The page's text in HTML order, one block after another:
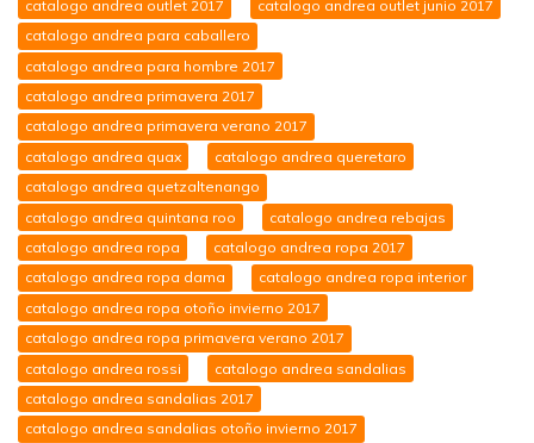
catalogo andrea outlet 2017
catalogo andrea outlet junio 2017
catalogo andrea para caballero
catalogo andrea para hombre 2017
catalogo andrea primavera 2017
catalogo andrea primavera verano 2017
catalogo andrea quax
catalogo andrea queretaro
catalogo andrea quetzaltenango
catalogo andrea quintana roo
catalogo andrea rebajas
catalogo andrea ropa
catalogo andrea ropa 2017
catalogo andrea ropa dama
catalogo andrea ropa interior
catalogo andrea ropa otoño invierno 2017
catalogo andrea ropa primavera verano 2017
catalogo andrea rossi
catalogo andrea sandalias
catalogo andrea sandalias 2017
catalogo andrea sandalias otoño invierno 2017